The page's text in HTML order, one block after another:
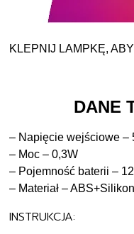
KLEPNIJ LAMPKĘ,
DANE
– Napięcie wejściowe –
– Moc – 0,3W
– Pojemność baterii –
– Materiał – ABS+Silikon
INSTRUKCJA: